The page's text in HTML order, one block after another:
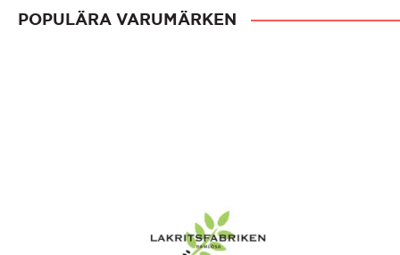
POPULÄRA VARUMÄRKEN